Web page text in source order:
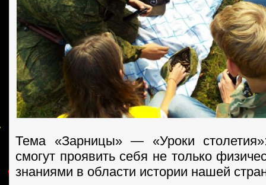
Тема «Зарницы» — «Уроки
смогут проявить себя не только
знаниями в области истории нашей